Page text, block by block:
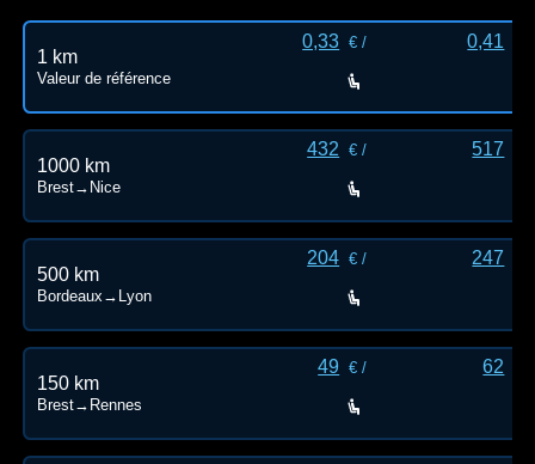
1 km
Valeur de référence
0,33 € / 0,41
1000 km
Brest→Nice
432 € / 517
500 km
Bordeaux→Lyon
204 € / 247
150 km
Brest→Rennes
49 € / 62